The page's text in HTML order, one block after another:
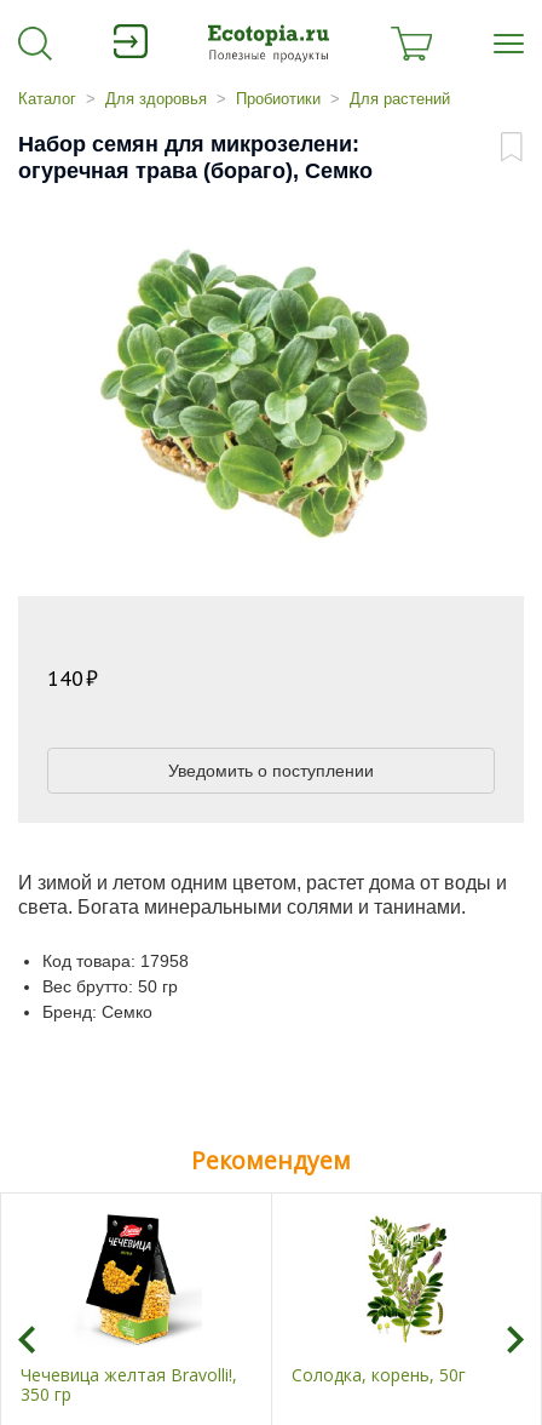
Каталог Для здоровья Пробиотики Для растений
Набор семян для микрозелени:
огуречная трава (бораго), Семко
И зимой и летом одним цветом, растет дома от воды и
света. Богата минеральными солями и танинами.
Код товара: 17958
Вес брутто: 50 гр
Бренд: Семко
140
Уведомить о поступлении
Рекомендуем
Чечевица желтая Bravolli!,
350 гр
Солодка, корень, 50г